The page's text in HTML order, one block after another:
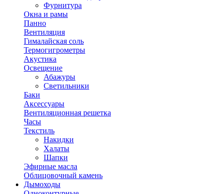
Фурнитура
Окна и рамы
Панно
Вентиляция
Гималайская соль
Термогигрометры
Акустика
Освещение
Абажуры
Светильники
Баки
Аксессуары
Вентиляционная решетка
Часы
Текстиль
Накидки
Халаты
Шапки
Эфирные масла
Облицовочный камень
Дымоходы